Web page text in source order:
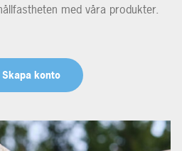
med våra produkter.
Skapa konto